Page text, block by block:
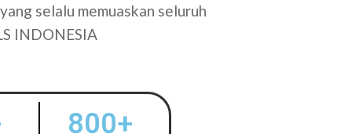
selalu memuaskan seluruh
INDONESIA
800+